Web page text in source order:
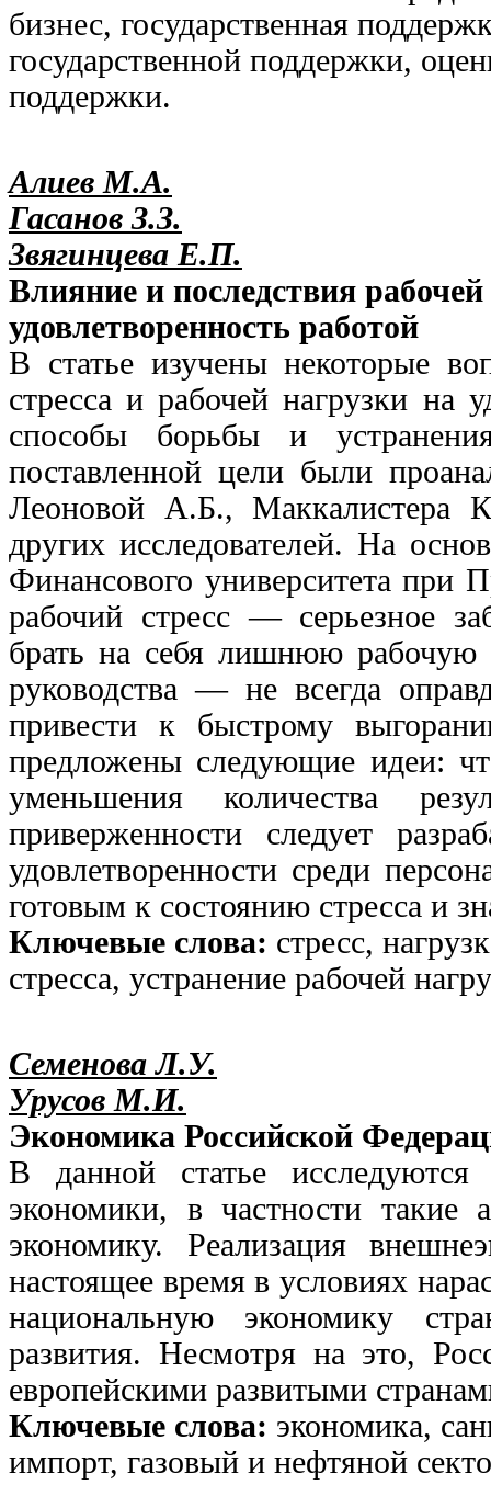
бизнес, государственная
государственной поддержки,
поддержки.
Алиев М.А.
Гасанов З.З.
Звягинцева Е.П.
Влияние и последствия
удовлетворенность работой
В статье изучены некоторые
стресса и рабочей нагрузки на
способы борьбы и
поставленной цели были
Леоновой А.Б.,
других исследователей. На
Финансового университета при
рабочий стресс — серьезное
брать на себя лишнюю рабочую
руководства — не всегда
привести к быстрому
предложены следующие идеи:
уменьшения количества
приверженности следует
удовлетворенности среди
готовым к состоянию стресса и
Ключевые слова: стресс,
стресса, устранение рабочей
Семенова Л.У.
Урусов М.И.
Экономика Российской
В данной статье исследуются
экономики, в частности
экономику. Реализация
настоящее время в условиях
национальную экономику
развития. Несмотря на это,
европейскими развитыми
Ключевые слова: экономика,
импорт, газовый и нефтяной